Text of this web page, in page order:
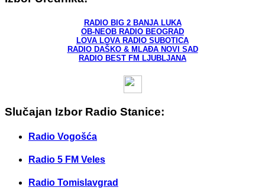
RADIO BIG 2 BANJA LUKA
OB-NEOB RADIO BEOGRAD
LOVA LOVA RADIO SUBOTICA
RADIO DAŠKO & MLAĐA NOVI SAD
RADIO BEST FM LJUBLJANA
Slučajan Izbor Radio Stanice:
Radio Vogošća
Radio 5 FM Veles
Radio Tomislavgrad